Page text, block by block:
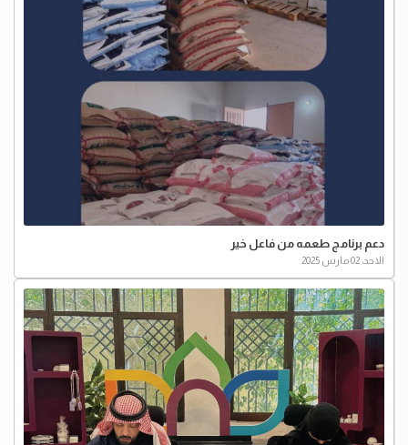
دعم برنامج طعمه من ‏فاعل خير
الاحد، 02 مارس 2025